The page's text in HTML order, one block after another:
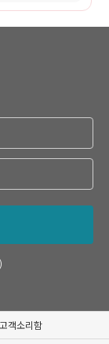
고객소리함